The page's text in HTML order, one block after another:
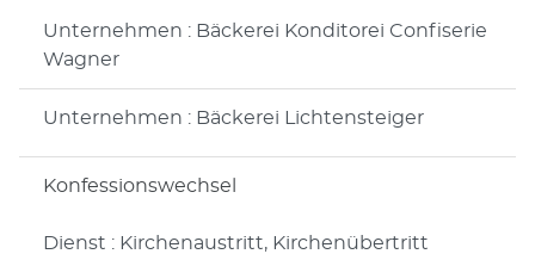
Unternehmen : Bäckerei Konditorei Confiserie
Wagner
Unternehmen : Bäckerei Lichtensteiger
Konfessionswechsel
Dienst : Kirchenaustritt, Kirchenübertritt